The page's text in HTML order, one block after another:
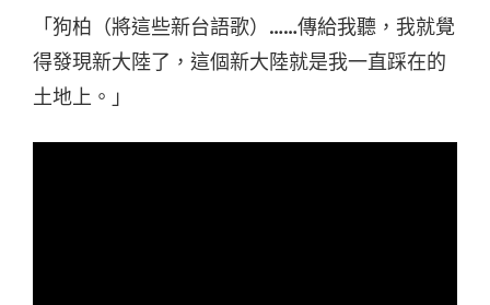
「狗柏（將這些新台語歌）……傳給我聽，我就覺
得發現新大陸了，這個新大陸就是我一直踩在的
土地上。」